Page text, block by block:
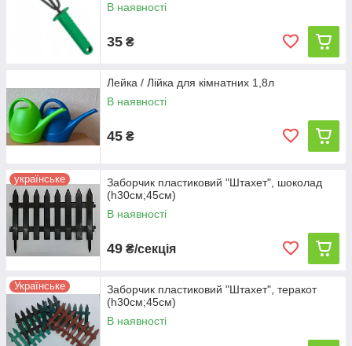
В наявності
35 ₴
Лейка / Лійка для кімнатних 1,8л
В наявності
45 ₴
українське
Заборчик пластиковий "Штахет", шоколад
(h30см;45см)
В наявності
49 ₴/секція
Українське
Заборчик пластиковий "Штахет", теракот
(h30см;45см)
В наявності